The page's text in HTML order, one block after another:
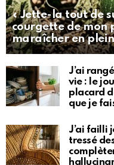
« Jette-la tout de
courgette de mon
maraîcher en
J’ai
vie : le
placard
que je
J’ai failli
tressé